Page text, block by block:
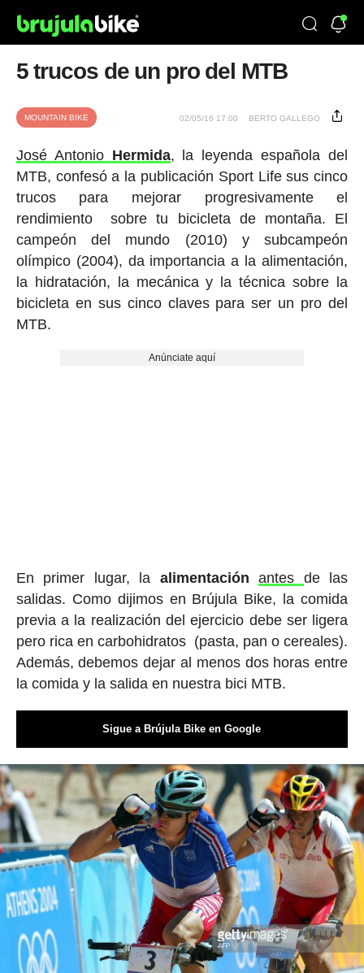
5 trucos de un pro del MTB
MOUNTAIN BIKE 02/05/16 17:00 BERTO GALLEGO
José Antonio Hermida, la leyenda española del
MTB, confesó a la publicación Sport Life sus cinco
trucos para mejorar progresivamente el
rendimiento sobre tu bicicleta de montaña. El
campeón del mundo (2010) y subcampeón
olímpico (2004), da importancia a la alimentación,
la hidratación, la mecánica y la técnica sobre la
bicicleta en sus cinco claves para ser un pro del
MTB.
Anúnciate aquí
En primer lugar, la alimentación antes de las
salidas. Como dijimos en Brújula Bike, la comida
previa a la realización del ejercicio debe ser ligera
pero rica en carbohidratos (pasta, pan o cereales).
Además, debemos dejar al menos dos horas entre
la comida y la salida en nuestra bici MTB.
Sigue a Brújula Bike en Google